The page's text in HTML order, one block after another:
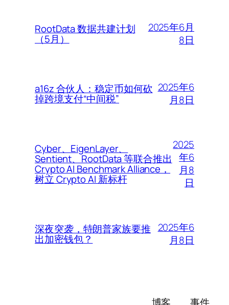
RootData 数据共建计划
（5月）
2025年6月
8日
a16z 合伙人：稳定币如何砍
掉跨境支付“中间税”
2025年6
月8日
Cyber、EigenLayer、
Sentient、RootData 等联合推出
Crypto AI Benchmark Alliance，
树立 Crypto AI 新标杆
2025
年6
月8
日
深夜突袭，特朗普家族要推
出加密钱包？
2025年6
月8日
博客 事件